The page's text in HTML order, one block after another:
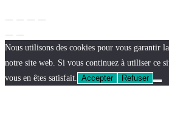
Nous utilisons des cookies pour vous garantir
notre site web. Si vous continuez à utiliser ce
vous en êtes satisfait.
Accepter Refuser